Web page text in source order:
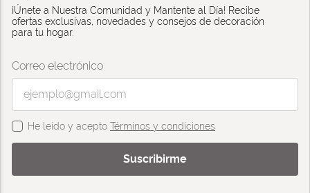
¡Únete a Nuestra Comunidad y Mantente al Día! Recibe
ofertas exclusivas, novedades y consejos de decoración
para tu hogar.
Correo electrónico
He leído y aceptoTérminos y condiciones
Suscribirme